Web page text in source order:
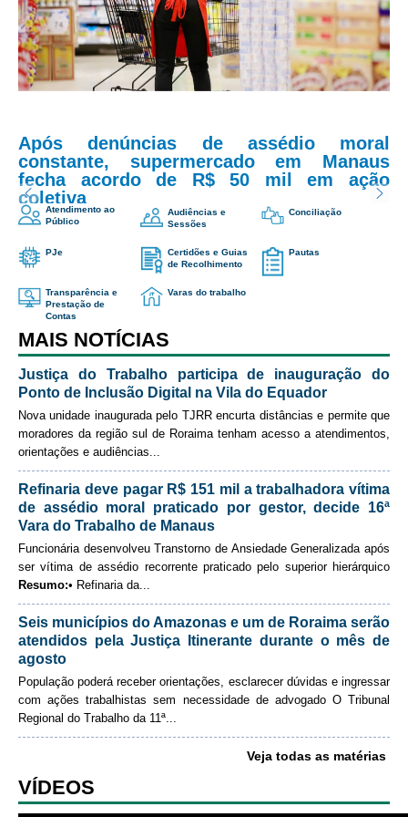
Servidores
Comitê de Segurança Permanente
Comitê de Combate ao Trabalho Infantil e de Estímulo à
Aprendizagem
Comitê de Prevenção e Enfrentamento do Assédio
Moral, do Assédio Sexual e da Discriminação
Comissão Permanente de Gestão Socioambiental
no Âmbito do TRT11
Grupo Operacional do Centro de Inteligência
Comitê de Equidade de Raça, Gênero e Diversidade
Comitê PopRuaJud
Comissão de Justiça Itinerante
Comissão Permanente de Avaliação Documental
Automação e IA
Governança
Governança de TI
Gestão Estratégica
Governança das Contratações Obras
Rede de Governança Colaborativa
Gestão de Riscos
Laboratório de Inovação
Sites Institucionais
Educação a distância
Email *
Assunto*
Mensagem*
Me envie uma cópia
Enviar email
Após denúncias de assédio moral
constante, supermercado em Manaus
fecha acordo de R$ 50 mil em ação
coletiva
Atendimento ao
Público
Audiências e
Sessões
Conciliação
PJe
Certidões e Guias
de Recolhimento
Pautas
Transparência e
Prestação de
Contas
Varas do trabalho
MAIS NOTÍCIAS
Justiça do Trabalho participa de inauguração do
Ponto de Inclusão Digital na Vila do Equador
Nova unidade inaugurada pelo TJRR encurta distâncias e permite que
moradores da região sul de Roraima tenham acesso a atendimentos,
orientações e audiências...
Refinaria deve pagar R$ 151 mil a trabalhadora vítima
de assédio moral praticado por gestor, decide 16ª
Vara do Trabalho de Manaus
Funcionária desenvolveu Transtorno de Ansiedade Generalizada após
ser vítima de assédio recorrente praticado pelo superior hierárquico
Resumo:• Refinaria da...
Seis municípios do Amazonas e um de Roraima serão
atendidos pela Justiça Itinerante durante o mês de
agosto
População poderá receber orientações, esclarecer dúvidas e ingressar
com ações trabalhistas sem necessidade de advogadoO Tribunal
Regional do Trabalho da 11ª...
Veja todas as matérias
VÍDEOS